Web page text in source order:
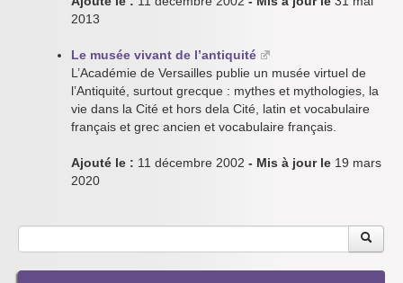
2013
Le musée vivant de l’antiquité
L’Académie de Versailles publie un musée virtuel de
l’Antiquité, surtout grecque : mythes et mythologies, la
vie dans la Cité et hors dela Cité, latin et vocabulaire
français et grec ancien et vocabulaire français.
Ajouté le : 11 décembre 2002 - Mis à jour le 19 mars
2020